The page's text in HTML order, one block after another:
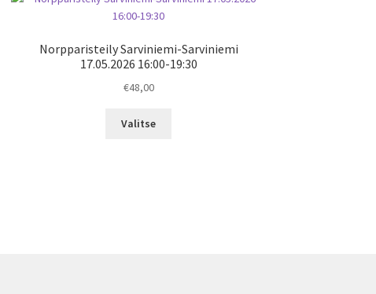
Norpparisteily Sarviniemi-Sarviniemi
17.05.2026 16:00-19:30
€48,00
Valitse